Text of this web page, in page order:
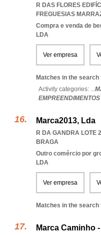
R DAS FLORES
FREGUESIAS
Compra e venda de
LDA
Ver empresa
Matches in the search
Activity categories: ...
Marca2013, Lda
R DA GANDRA LOTE
BRAGA
Outro comércio por
LDA
Ver empresa
Matches in the search
Marca Caminho